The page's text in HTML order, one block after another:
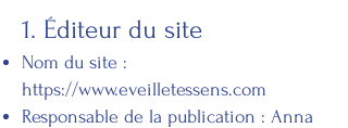
1. Éditeur du site
Nom du site :
https://www.eveilletessens.com
Responsable de la publication : Anna